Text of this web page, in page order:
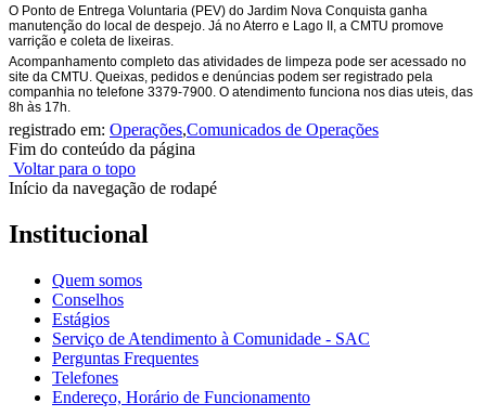
O Ponto de Entrega Voluntaria (PEV) do Jardim Nova Conquista ganha
manutenção do local de despejo. Já no Aterro e Lago II, a CMTU promove
varrição e coleta de lixeiras.
Acompanhamento completo das atividades de limpeza pode ser acessado no
site da CMTU. Queixas, pedidos e denúncias podem ser registrado pela
companhia no telefone 3379-7900. O atendimento funciona nos dias uteis, das
8h às 17h.
registrado em: Operações,Comunicados de Operações
Fim do conteúdo da página
Voltar para o topo
Início da navegação de rodapé
Institucional
Quem somos
Conselhos
Estágios
Serviço de Atendimento à Comunidade - SAC
Perguntas Frequentes
Telefones
Endereço, Horário de Funcionamento